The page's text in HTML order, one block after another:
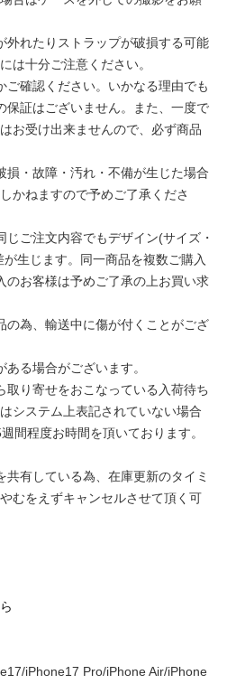
外れたりストラップが破損する可能
は十分ご注意ください。
ご確認ください。いかなる理由でも
保証はございません。また、一度で
お受け出来ませんので、必ず商品
損・故障・汚れ・不備が生じた場合
かねますので予めご了承くださ
ご注文内容でもデザイン(サイズ・
生じます。同一商品を複数ご購入
のお客様は予めご了承の上お買い求
の為、輸送中に傷が付くことがござ
る場合がございます。
取り寄せをおこなっている入荷待ち
システム上表記されていない場合
間程度お時間を頂いております。
有している為、在庫更新のタイミ
むをえずキャンセルさせて頂く可
iPhone17 Pro/iPhone Air/iPhone